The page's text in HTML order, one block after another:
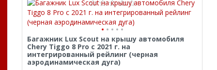
Багажник Lux Scout на крышу автомобиля
Chery Tiggo 8 Pro с 2021 г. на
интегрированный рейлинг (черная
аэродинамическая дуга)